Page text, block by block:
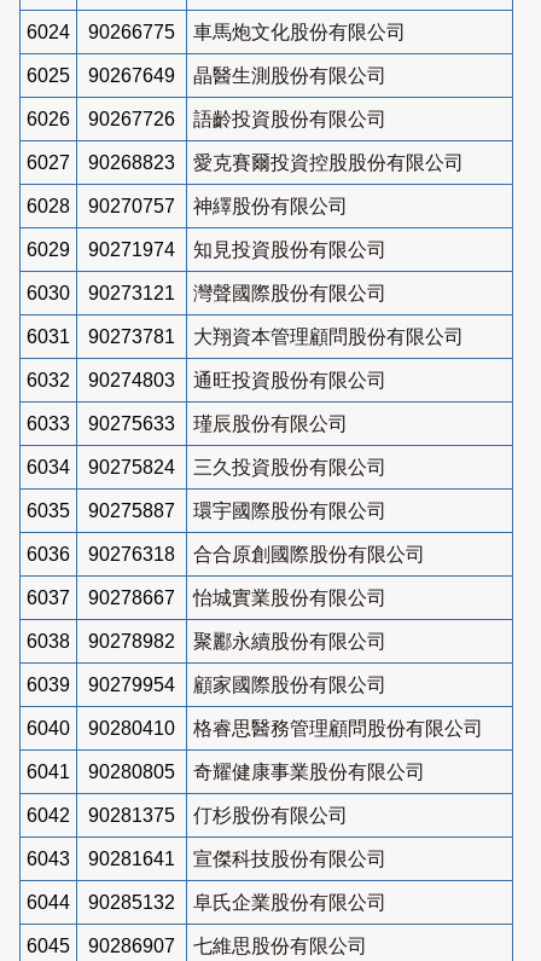
6024 90266775 車馬炮文化股份有限公司
6025 90267649 晶醫生測股份有限公司
6026 90267726 語齡投資股份有限公司
6027 90268823 愛克賽爾投資控股股份有限公司
6028 90270757 神繹股份有限公司
6029 90271974 知見投資股份有限公司
6030 90273121 灣聲國際股份有限公司
6031 90273781 大翔資本管理顧問股份有限公司
6032 90274803 通旺投資股份有限公司
6033 90275633 瑾辰股份有限公司
6034 90275824 三久投資股份有限公司
6035 90275887 環宇國際股份有限公司
6036 90276318 合合原創國際股份有限公司
6037 90278667 怡城實業股份有限公司
6038 90278982 聚酈永續股份有限公司
6039 90279954 顧家國際股份有限公司
6040 90280410 格睿思醫務管理顧問股份有限公司
6041 90280805 奇耀健康事業股份有限公司
6042 90281375 仃杉股份有限公司
6043 90281641 宣傑科技股份有限公司
6044 90285132 阜氏企業股份有限公司
6045 90286907 七維思股份有限公司